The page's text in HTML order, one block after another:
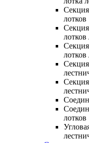
Секция
лотков
Секция
лотков
Секция
лотков
Секция
лотков